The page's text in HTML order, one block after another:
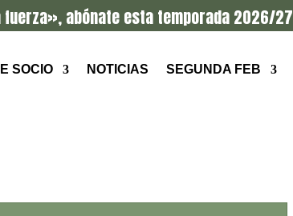
abónate esta temporada 2026/27
SOCIO NOTICIAS SEGUNDA FEB